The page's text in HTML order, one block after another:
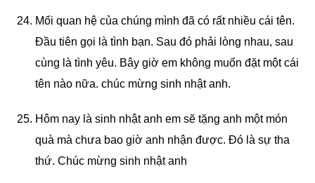
Mối quan hệ của chúng mình đã có rất nhiều cái tên.
Đầu tiên gọi là tình bạn. Sau đó phải lòng nhau, sau
cùng là tình yêu. Bây giờ em không muốn đặt một cái
tên nào nữa. chúc mừng sinh nhật anh.
Hôm nay là sinh nhật anh em sẽ tặng anh một món
quà mà chưa bao giờ anh nhận được. Đó là sự tha
thứ. Chúc mừng sinh nhật anh